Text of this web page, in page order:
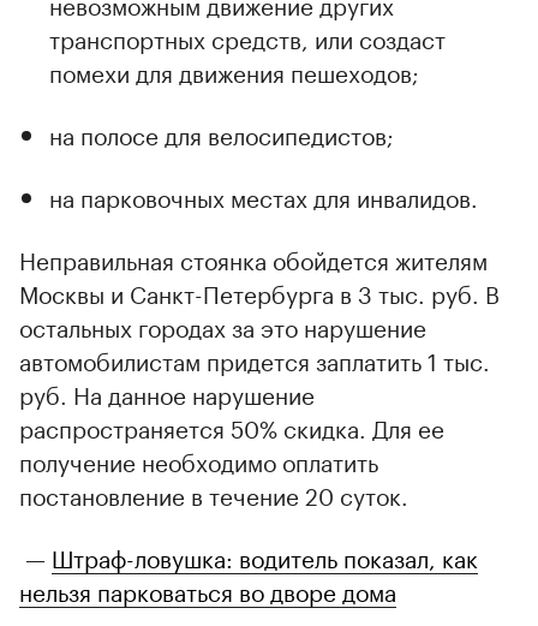
транспортных средств, или создаст
помехи для движения пешеходов;
на полосе для велосипедистов;
на парковочных местах для инвалидов.
Неправильная стоянка обойдется жителям
Москвы и Санкт-Петербурга в 3 тыс. руб. В
остальных городах за это нарушение
автомобилистам придется заплатить 1 тыс.
руб. На данное нарушение
распространяется 50% скидка. Для ее
получение необходимо оплатить
постановление в течение 20 суток.
— Штраф-ловушка: водитель показал, как
нельзя парковаться во дворе дома